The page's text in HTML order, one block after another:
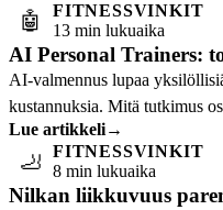
🤖
FITNESSVINKIT
13 min lukuaika
AI Personal Trainers:
AI-valmennus lupaa
kustannuksia. Mitä tutkimus
kuntoiluohjelmoinnista ja
Lue artikkeli→
🦶
FITNESSVINKIT
8 min lukuaika
Nilkan liikkuvuus